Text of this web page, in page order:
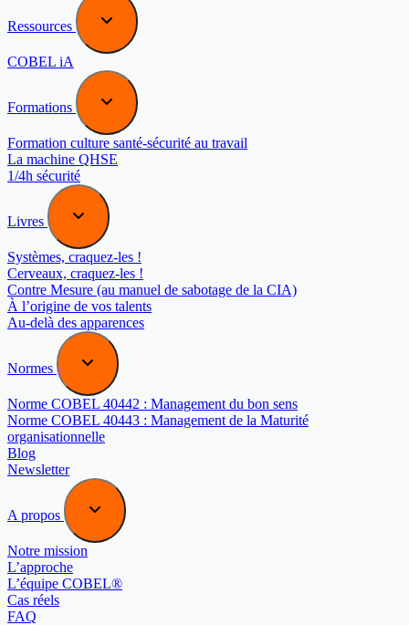
Ressources
COBEL iA
Formations
Formation culture santé-sécurité au travail
La machine QHSE
1/4h sécurité
Livres
Systèmes, craquez-les !
Cerveaux, craquez-les !
Contre Mesure (au manuel de sabotage de la CIA)
À l’origine de vos talents
Au-delà des apparences
Normes
Norme COBEL 40442 : Management du bon sens
Norme COBEL 40443 : Management de la Maturité
organisationnelle
Blog
Newsletter
A propos
Notre mission
L’approche
L’équipe COBEL®
Cas réels
FAQ